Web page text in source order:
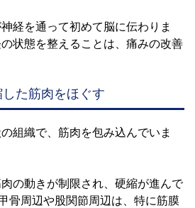
経を通って初めて脳に伝わりま
状態を整えることは、痛みの改善
た筋肉をほぐす
組織で、筋肉を包み込んでいま
の動きが制限され、硬縮が進んで
骨周辺や股関節周辺は、特に筋膜